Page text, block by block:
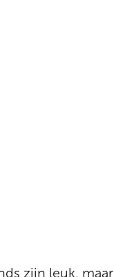
zijn leuk, maar